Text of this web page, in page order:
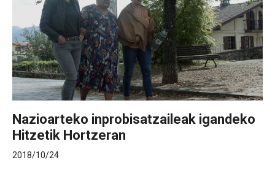
Nazioarteko inprobisatzaileak igandeko
Hitzetik Hortzeran
2018/10/24